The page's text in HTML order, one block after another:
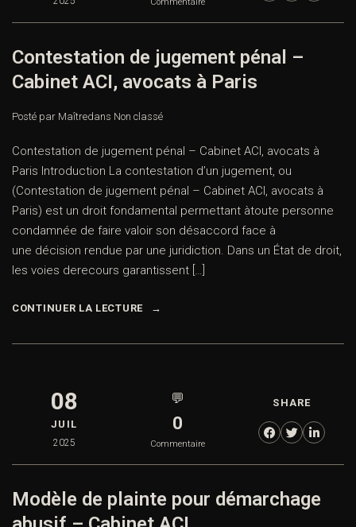
Contestation de jugement pénal –
Cabinet ACI, avocats à Paris
Posté par Maîtredans Non classé
Contestation de jugement pénal – Cabinet ACI, avocats à
Paris Introduction La contestation d’un jugement, ou
(Contestation de jugement pénal – Cabinet ACI, avocats à
Paris) est un droit fondamental permettant àtoute personne
condamnée de faire valoir son désaccord face à
une décision rendue par une juridiction. Dans un État de droit,
les voies derecours garantissent […]
CONTINUER LA LECTURE
08
JUIL
2025
💬
0
Commentaire
SHARE
Modèle de plainte pour démarchage